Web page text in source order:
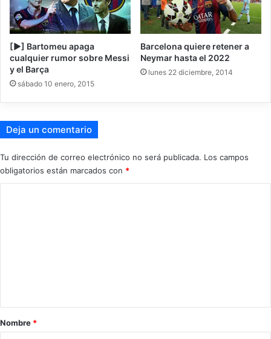
[▶] Bartomeu apaga
cualquier rumor sobre Messi
y el Barça
sábado 10 enero, 2015
Barcelona quiere retener a
Neymar hasta el 2022
lunes 22 diciembre, 2014
Deja un comentario
Tu dirección de correo electrónico no será publicada. Los campos
obligatorios están marcados con *
rNombre *